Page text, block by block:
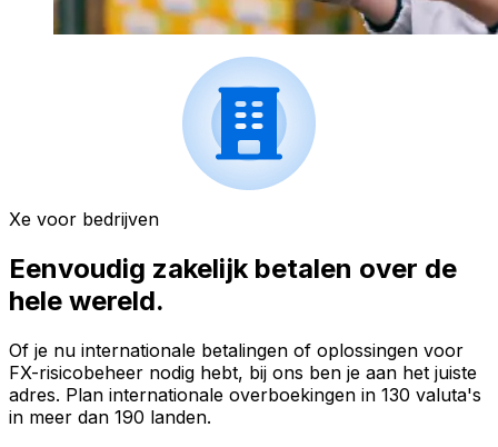
Xe voor bedrijven
Eenvoudig zakelijk betalen over de
hele wereld.
Of je nu internationale betalingen of oplossingen voor
FX-risicobeheer nodig hebt, bij ons ben je aan het juiste
adres. Plan internationale overboekingen in 130 valuta's
in meer dan 190 landen.